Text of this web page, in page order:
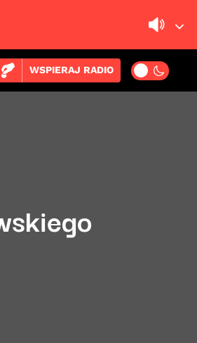
WSPIERAJ RADIO